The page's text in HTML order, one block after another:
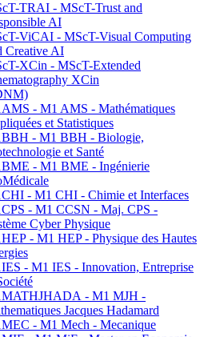
TRAI - MScT-Trust and
AI
ViCAI - MScT-Visual Computing
Creative AI
XCin - MScT-Extended
XCin
- M1 AMS - Mathématiques
et Statistiques
- M1 BBH - Biologie,
et Santé
- M1 BME - Ingénierie
- M1 CHI - Chimie et Interfaces
- M1 CCSN - Maj. CPS -
Cyber Physique
- M1 HEP - Physique des Hautes
- M1 IES - Innovation, Entreprise
- M1 MJH -
Jacques Hadamard
- M1 Mech - Mecanique